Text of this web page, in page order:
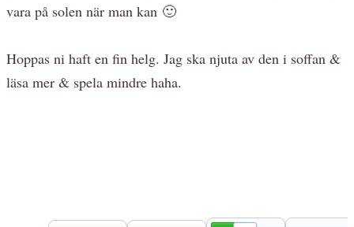
vara på solen när man kan 🙂
Hoppas ni haft en fin helg. Jag ska njuta av den i soffan &
läsa mer & spela mindre haha.